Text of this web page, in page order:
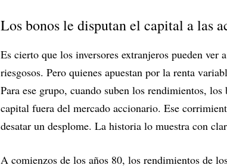
Los bonos le disputan el capital a las
Es cierto que los inversores extranjeros pueden ver
riesgosos. Pero quienes apuestan por la renta
Para ese grupo, cuando suben los rendimientos,
capital fuera del mercado accionario. Ese
desatar un desplome. La historia lo muestra con
A comienzos de los años 80, los rendimientos de